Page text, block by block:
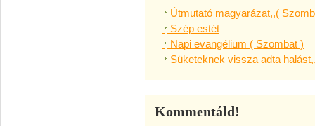
Útmutató magyarázat,,(
Szép estét
Napi evangélium ( Szombat )
Süketeknek vissza adta
Kommentáld!